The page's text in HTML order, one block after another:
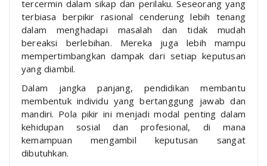
tercermin dalam sikap dan perilaku. Seseorang yang
terbiasa berpikir rasional cenderung lebih tenang
dalam menghadapi masalah dan tidak mudah
bereaksi berlebihan. Mereka juga lebih mampu
mempertimbangkan dampak dari setiap keputusan
yang diambil.
Dalam jangka panjang, pendidikan membantu
membentuk individu yang bertanggung jawab dan
mandiri. Pola pikir ini menjadi modal penting dalam
kehidupan sosial dan profesional, di mana
kemampuan mengambil keputusan sangat
dibutuhkan.